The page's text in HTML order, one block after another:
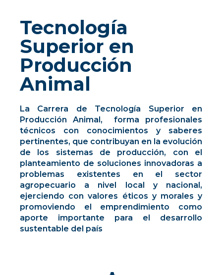
Tecnología
Superior en
Producción
Animal
La Carrera de Tecnología Superior en
Producción Animal, forma profesionales
técnicos con conocimientos y saberes
pertinentes, que contribuyan en la evolución
de los sistemas de producción, con el
planteamiento de soluciones innovadoras a
problemas existentes en el sector
agropecuario a nivel local y nacional,
ejerciendo con valores éticos y morales y
promoviendo el emprendimiento como
aporte importante para el desarrollo
sustentable del país